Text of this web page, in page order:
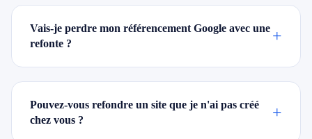
Vais-je perdre mon référencement Google avec une
refonte ?
+
Pouvez-vous refondre un site que je n'ai pas créé
chez vous ?
+